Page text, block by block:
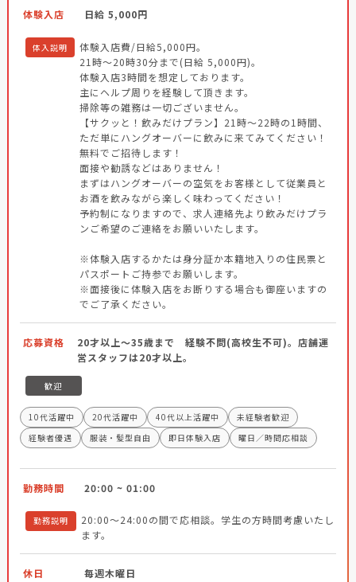
体験入店 日給 5,000円
体入説明
体験入店費/日給5,000円。
21時～20時30分まで(日給 5,000円)。
体験入店3時間を想定しております。
主にヘルプ周りを経験して頂きます。
掃除等の雑務は一切ございません。
【サクッと！飲みだけプラン】21時～22時の1時間、
ただ単にハングオーバーに飲みに来てみてください！
無料でご招待します！
面接や勧誘などはありません！
まずはハングオーバーの空気をお客様として従業員と
お酒を飲みながら楽しく味わってください！
予約制になりますので、求人連絡先より飲みだけプラ
ンご希望のご連絡をお願いいたします。
※体験入店するかたは身分証か本籍地入りの住民票と
パスポートご持参でお願いします。
※面接後に体験入店をお断りする場合も御座いますの
でご了承ください。
応募資格
20才以上～35歳まで 経験不問(高校生不可)。店舗運
営スタッフは20才以上。
歓迎
10代活躍中 20代活躍中 40代以上活躍中
未経験者歓迎
経験者優遇
服装・髪型自由 即日体験入店 曜日／時間応相談
勤務時間 20:00 ~ 01:00
勤務説明
20:00～24:00の間で応相談。学生の方時間考慮いたし
ます。
休日 毎週木曜日